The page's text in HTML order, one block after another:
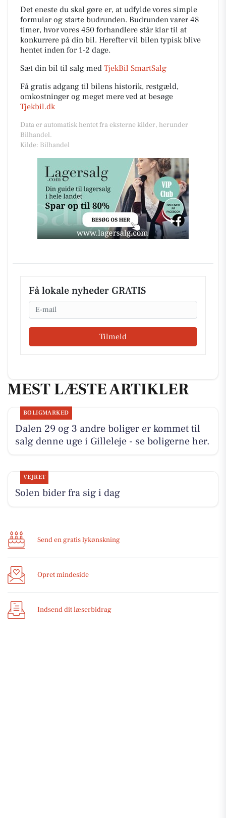
Det eneste du skal gøre er, at udfylde vores simple
formular og starte budrunden. Budrunden varer 48
timer, hvor vores 450 forhandlere står klar til at
konkurrere på din bil. Herefter vil bilen typisk blive
hentet inden for 1-2 dage.
Sæt din bil til salg med TjekBil SmartSalg
Få gratis adgang til bilens historik, restgæld,
omkostninger og meget mere ved at besøge
Tjekbil.dk
Data er automatisk hentet fra eksterne kilder, herunder
Bilhandel.
Kilde: Bilhandel
Få lokale nyheder GRATIS
Email
Tilmeld
MEST LÆSTE ARTIKLER
BOLIGMARKED
Dalen 29 og 3 andre boliger er kommet til
salg denne uge i Gilleleje - se boligerne her.
VEJRET
Solen bider fra sig i dag
Send en gratis lykønskning
Opret mindeside
Indsend dit læserbidrag